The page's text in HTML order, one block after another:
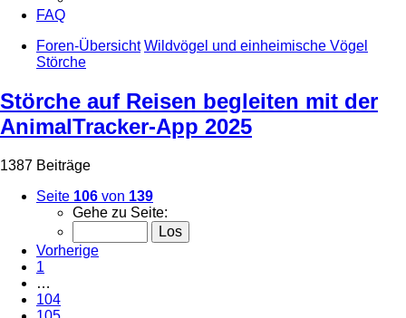
FAQ
Foren-Übersicht Wildvögel und einheimische Vögel
Störche
Störche auf Reisen begleiten mit der
AnimalTracker-App 2025
1387 Beiträge
Seite 106 von 139
Gehe zu Seite:
Vorherige
1
…
104